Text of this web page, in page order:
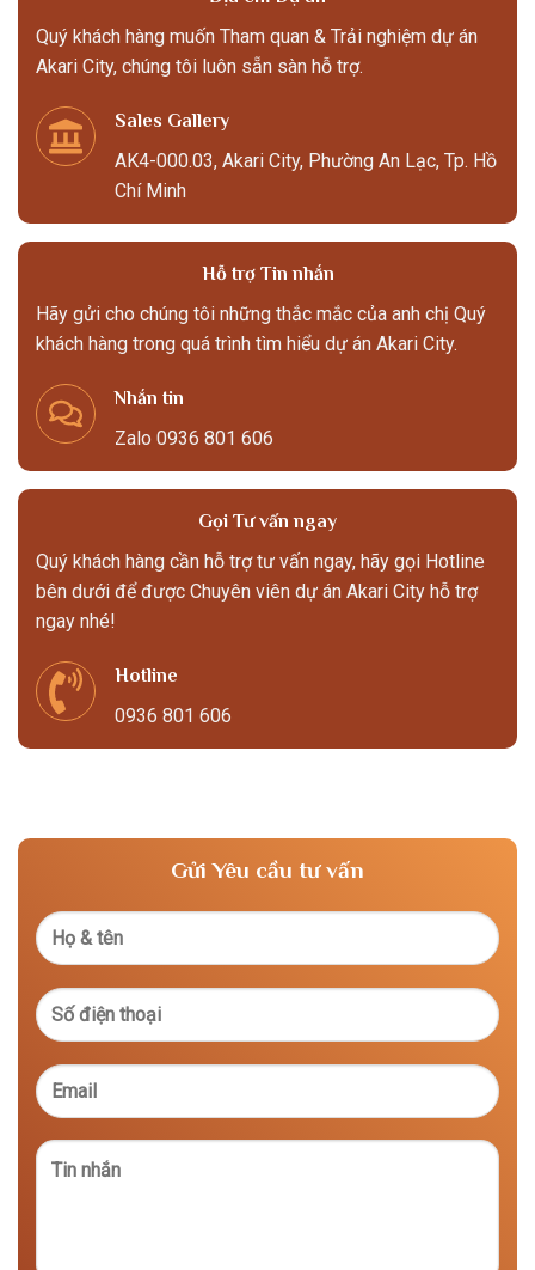
Quý khách hàng muốn Tham quan & Trải nghiệm dự án
Akari City, chúng tôi luôn sẵn sàn hỗ trợ.
Sales Gallery
AK4-000.03, Akari City, Phường An Lạc, Tp. Hồ
Chí Minh
Hỗ trợ Tin nhắn
Hãy gửi cho chúng tôi những thắc mắc của anh chị Quý
khách hàng trong quá trình tìm hiểu dự án Akari City.
Nhắn tin
Zalo 0936 801 606
Gọi Tư vấn ngay
Quý khách hàng cần hỗ trợ tư vấn ngay, hãy gọi Hotline
bên dưới để được Chuyên viên dự án Akari City hỗ trợ
ngay nhé!
Hotline
0936 801 606
Gửi Yêu cầu tư vấn